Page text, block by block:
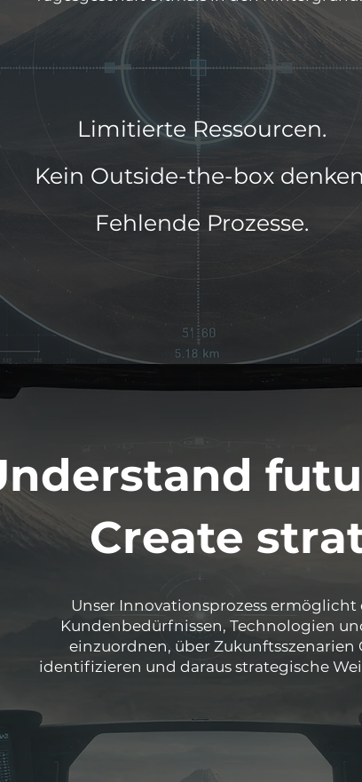
Limitierte Ressourcen.
Kein Outside-the-box
Fehlende Prozesse.
Create
Unser Innovationsprozess
Kundenbedürfnissen, Technologien
einzuordnen, über
identifizieren und daraus strategische